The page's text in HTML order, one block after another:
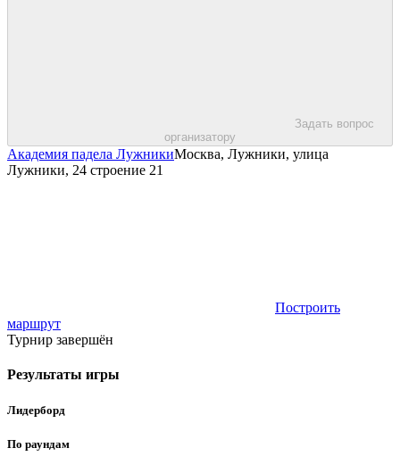
Задать вопрос
организатору
Академия падела ЛужникиМосква, Лужники, улица
Лужники, 24 строение 21
Построить
маршрут
Турнир завершён
Результаты игры
Лидерборд
По раундам